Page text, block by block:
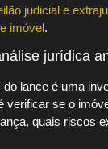
judicial e
imóvel.
jurídica
lance é uma
verificar se o
quais riscos